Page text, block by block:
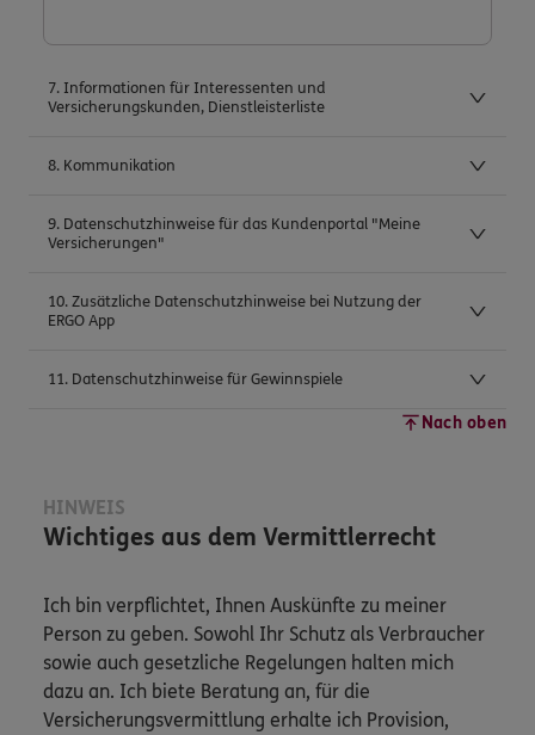
7. Informationen für Interessenten und
Versicherungskunden, Dienstleisterliste
8. Kommunikation
9. Datenschutzhinweise für das Kundenportal "Meine
Versicherungen"
10. Zusätzliche Datenschutzhinweise bei Nutzung der
ERGO App
11. Datenschutzhinweise für Gewinnspiele
Nach oben
HINWEIS
Wichtiges aus dem Vermittlerrecht
Ich bin verpflichtet, Ihnen Auskünfte zu meiner
Person zu geben. Sowohl Ihr Schutz als Verbraucher
sowie auch gesetzliche Regelungen halten mich
dazu an. Ich biete Beratung an, für die
Versicherungsvermittlung erhalte ich Provision,